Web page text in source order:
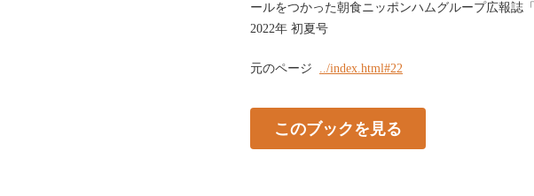
ールをつかった朝食ニッポンハムグループ広報誌
2022年 初夏号
元のページ ../index.html#22
このブックを見る